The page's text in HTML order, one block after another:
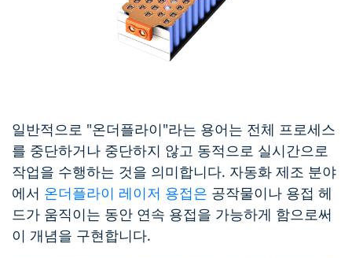
일반적으로 "온더플라이"라는 용어는 전체 프로세스
를 중단하거나 중단하지 않고 동적으로 실시간으로
작업을 수행하는 것을 의미합니다. 자동화 제조 분야
에서 온더플라이 레이저 용접은 공작물이나 용접 헤
드가 움직이는 동안 연속 용접을 가능하게 함으로써
이 개념을 구현합니다.